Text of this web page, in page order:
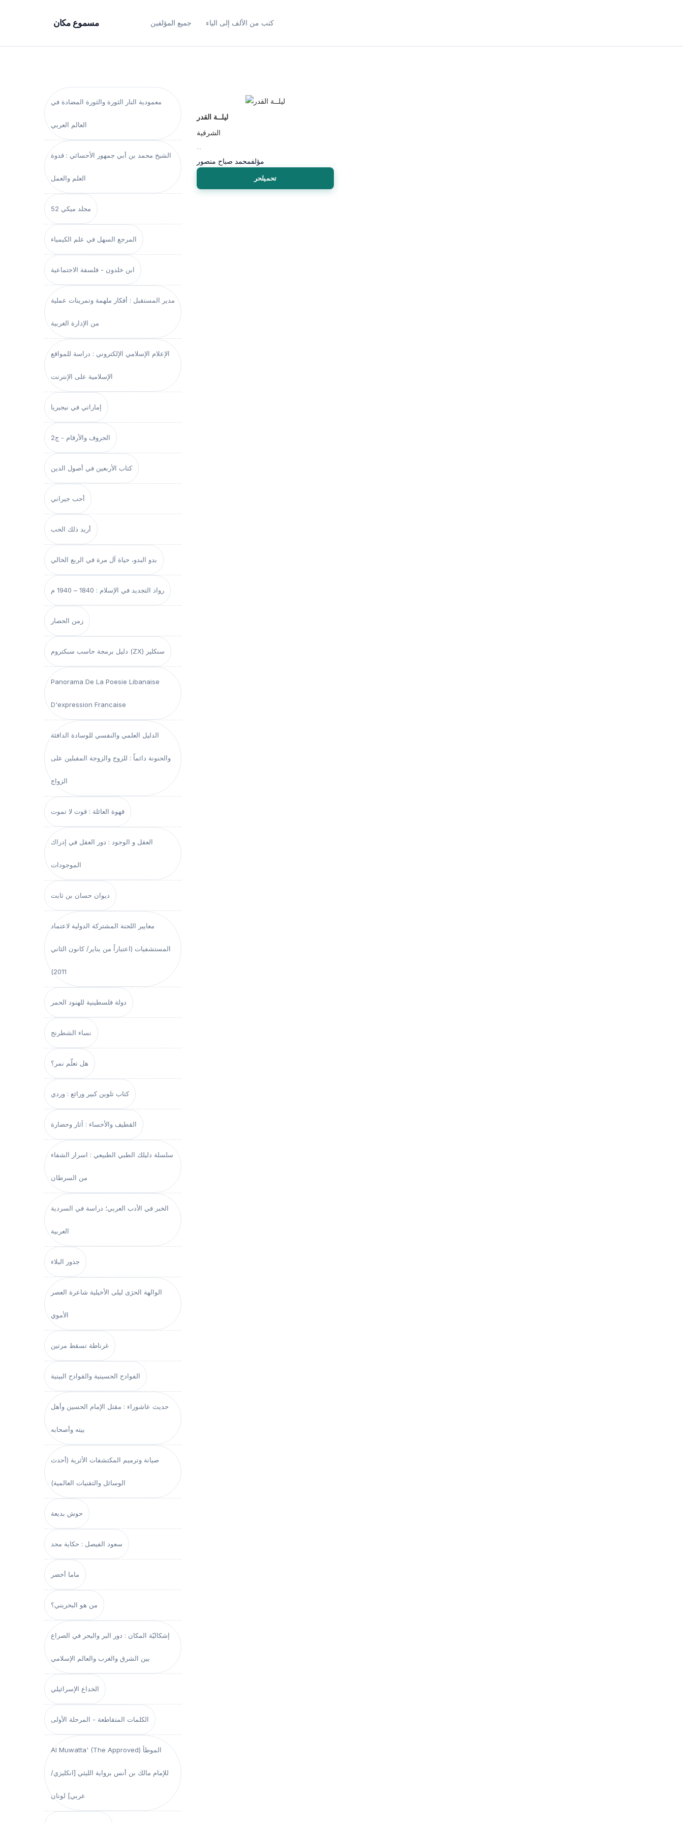
مسموع مكان جميع المؤلفين كتب من الألف إلى الياء
معمودية النار الثورة والثورة المضادة في
العالم العربي
الشيخ محمد بن أبي جمهور الأحسائي : قدوة
العلم والعمل
مجلد ميكي 52
المرجع السهل في علم الكيمياء
ابن خلدون - فلسفة الاجتماعية
مدير المستقبل : أفكار ملهمة وتمرينات عملية
من الإدارة الغربية
الإعلام الإسلامي الإلكتروني : دراسة للمواقع
الإسلامية على الإنترنت
إماراتي في نيجيريا
الحروف والأرقام - ج2
كتاب الأربعين في أصول الدين
أحب جيراني
أريد ذلك الحب
بدو البدو، حياة آل مرة في الربع الخالي
رواد التجديد في الإسلام : 1840 – 1940 م
زمن الحصار
دليل برمجة حاسب سبكتروم (ZX) سنكلير
Panorama De La Poesie Libanaise
D'expression Francaise
الدليل العلمي والنفسي للوسادة الدافئة
والحنونة دائماً : للزوج والزوجة المقبلين على
الزواج
قهوة العائلة : قوت لا تموت
العقل و الوجود : دور العقل في إدراك
الموجودات
ديوان حسان بن ثابت
معايير اللجنة المشتركة الدولية لاعتماد
المستشفيات (اعتباراً من يناير/ كانون الثاني
2011)
دولة فلسطينية للهنود الحمر
نساء الشطرنج
هل تعلّم نمر؟
كتاب تلوين كبير ورائع : وردي
القطيف والأحساء : آثار وحضارة
سلسلة دليلك الطبي الطبيعي : اسرار الشفاء
من السرطان
الخبر في الأدب العربي؛ دراسة في السردية
العربية
جذور البلاء
الوالهة الحرَى ليلى الأخيلية شاعرة العصر
الأموي
غرناطة تسقط مرتين
الفوادح الحسينية والقوادح البينية
حديث عاشوراء : مقتل الإمام الحسين وأهل
بيته وأصحابه
صيانة وترميم المكتشفات الأثرية (أحدث
الوسائل والتقنيات العالمية)
حوش بديعة
سعود الفيصل : حكاية مجد
ماما أخضر
من هو البحريني؟
إشكاليّة المكان : دور البر والبحر في الصراع
بين الشرق والغرب والعالم الإسلامي
الخداع الإسرائيلي
الكلمات المتقاطعة - المرحلة الأولى
Al Muwatta' (The Approved) الموطأ
للإمام مالك بن أنس برواية الليثي [انكليزي/
عربي] لونان
ليلــة القدر
الشرقية
مؤلفمحمد صباح منصور
تحميلحر